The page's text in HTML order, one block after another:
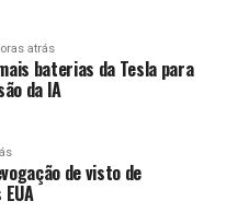
atrás
baterias da Tesla para
da IA
de visto de